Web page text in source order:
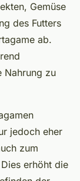
Gemüse
des Futters
ab.
Nahrung zu
jedoch eher
zum
erhöht die